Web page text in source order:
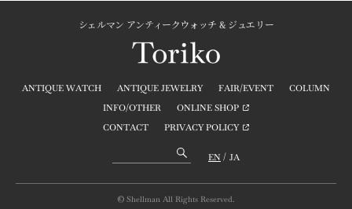
シェルマン アンティークウォッチ & ジュエリー
ANTIQUE WATCH ANTIQUE JEWELRY FAIR/EVENT
COLUMN
INFO/OTHER
ONLINE SHOP
CONTACT
PRIVACY POLICY
EN JA
© Shellman All Rights Reserved.